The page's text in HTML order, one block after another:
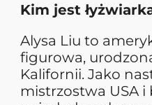
Kim jest
Alysa Liu to
figurowa,
Kalifornii. Jako
mistrzostwa USA i